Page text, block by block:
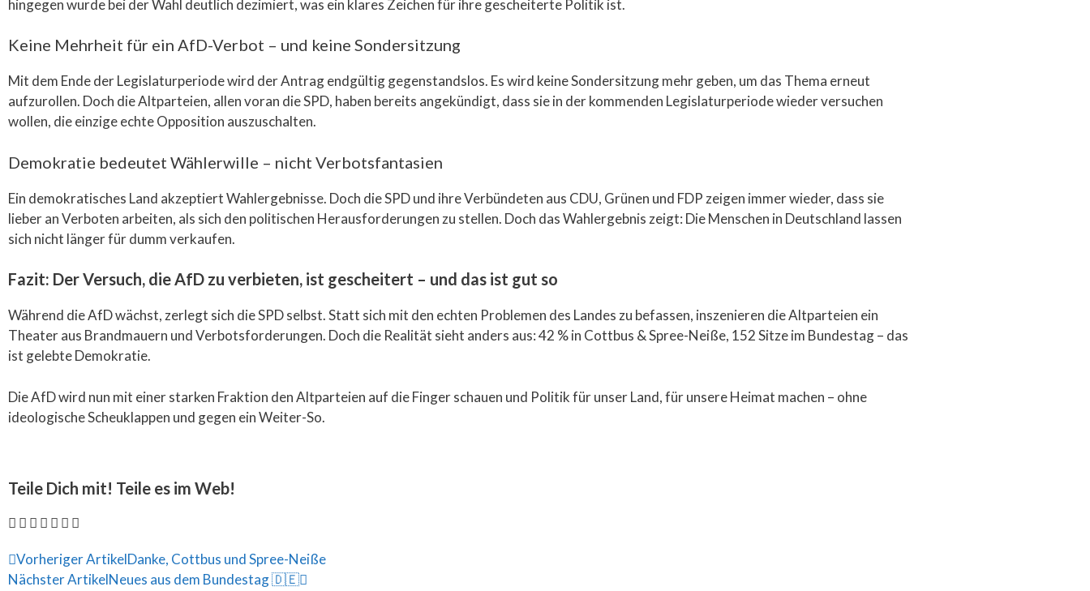
hingegen wurde bei der Wahl deutlich dezimiert, was ein klares Zeichen für ihre gescheiterte Politik ist.
Keine Mehrheit für ein AfD-Verbot – und keine Sondersitzung
Mit dem Ende der Legislaturperiode wird der Antrag endgültig gegenstandslos. Es wird keine Sondersitzung mehr geben, um das Thema erneut
aufzurollen. Doch die Altparteien, allen voran die SPD, haben bereits angekündigt, dass sie in der kommenden Legislaturperiode wieder versuchen
wollen, die einzige echte Opposition auszuschalten.
Demokratie bedeutet Wählerwille – nicht Verbotsfantasien
Ein demokratisches Land akzeptiert Wahlergebnisse. Doch die SPD und ihre Verbündeten aus CDU, Grünen und FDP zeigen immer wieder, dass sie
lieber an Verboten arbeiten, als sich den politischen Herausforderungen zu stellen. Doch das Wahlergebnis zeigt: Die Menschen in Deutschland lassen
sich nicht länger für dumm verkaufen.
Fazit: Der Versuch, die AfD zu verbieten, ist gescheitert – und das ist gut so
Während die AfD wächst, zerlegt sich die SPD selbst. Statt sich mit den echten Problemen des Landes zu befassen, inszenieren die Altparteien ein
Theater aus Brandmauern und Verbotsforderungen. Doch die Realität sieht anders aus: 42 % in Cottbus & Spree-Neiße, 152 Sitze im Bundestag – das
ist gelebte Demokratie.
Die AfD wird nun mit einer starken Fraktion den Altparteien auf die Finger schauen und Politik für unser Land, für unsere Heimat machen – ohne
ideologische Scheuklappen und gegen ein Weiter-So.
Teile Dich mit! Teile es im Web!
Vorheriger ArtikelDanke, Cottbus und Spree-Neiße
Nächster ArtikelNeues aus dem Bundestag 🇩🇪